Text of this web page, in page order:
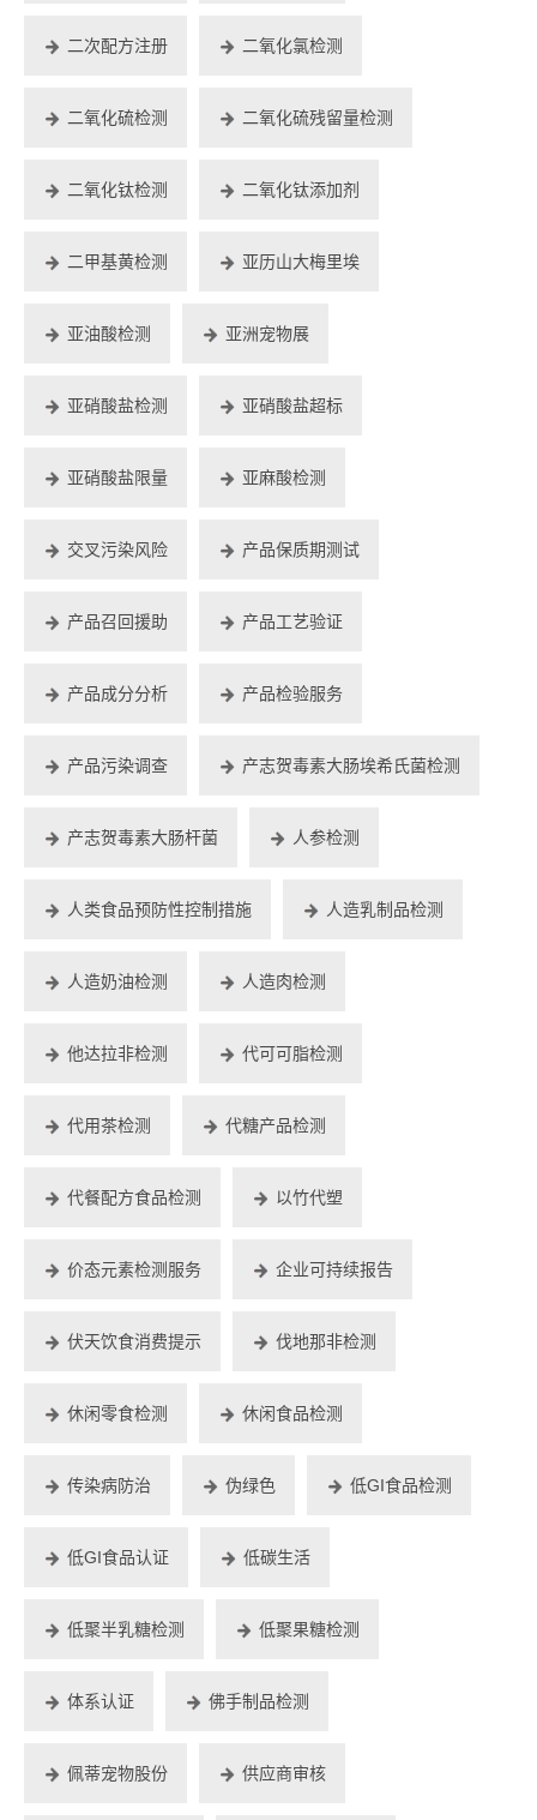
二次配方注册 二氧化氯检测
二氧化硫检测 二氧化硫残留量检测
二氧化钛检测 二氧化钛添加剂
二甲基黄检测 亚历山大梅里埃
亚油酸检测 亚洲宠物展
亚硝酸盐检测 亚硝酸盐超标
亚硝酸盐限量 亚麻酸检测
交叉污染风险 产品保质期测试
产品召回援助 产品工艺验证
产品成分分析 产品检验服务
产品污染调查 产志贺毒素大肠埃希氏菌检测
产志贺毒素大肠杆菌 人参检测
人类食品预防性控制措施 人造乳制品检测
人造奶油检测 人造肉检测
他达拉非检测 代可可脂检测
代用茶检测 代糖产品检测
代餐配方食品检测 以竹代塑
价态元素检测服务 企业可持续报告
伏天饮食消费提示 伐地那非检测
休闲零食检测 休闲食品检测
传染病防治 伪绿色 低GI食品检测
低GI食品认证 低碳生活
低聚半乳糖检测 低聚果糖检测
体系认证 佛手制品检测
佩蒂宠物股份 供应商审核